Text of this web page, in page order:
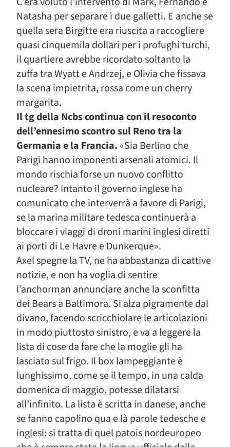
Natasha per separare i due galletti. E anche se
quella sera Birgitte era riuscita a raccogliere
quasi cinquemila dollari per i profughi turchi,
il quartiere avrebbe ricordato soltanto la
zuffa tra Wyatt e Andrzej, e Olivia che fissava
la scena impietrita, rossa come un cherry
margarita.
Il tg della Ncbs continua con il resoconto
dell’ennesimo scontro sul Reno tra la
Germania e la Francia. «Sia Berlino che
Parigi hanno imponenti arsenali atomici. Il
mondo rischia forse un nuovo conflitto
nucleare? Intanto il governo inglese ha
comunicato che interverrà a favore di Parigi,
se la marina militare tedesca continuerà a
bloccare i viaggi di droni marini inglesi diretti
ai porti di Le Havre e Dunkerque».
Axel spegne la TV, ne ha abbastanza di cattive
notizie, e non ha voglia di sentire
l’anchorman annunciare anche la sconfitta
dei Bears a Baltimora. Si alza pigramente dal
divano, facendo scricchiolare le articolazioni
in modo piuttosto sinistro, e va a leggere la
lista di cose da fare che la moglie gli ha
lasciato sul frigo. Il box lampeggiante è
lunghissimo, come se il tempo, in una calda
domenica di maggio, potesse dilatarsi
all’infinito. La lista è scritta in danese, anche
se fanno capolino qua e là parole tedesche e
inglesi: si tratta di quel patois nordeuropeo